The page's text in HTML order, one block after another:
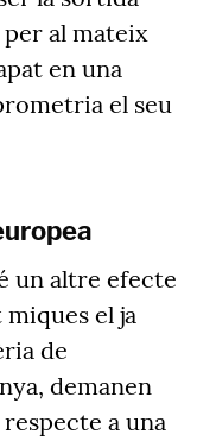
al mateix
en una
el seu
un altre efecte
el ja
de
demanen
a una